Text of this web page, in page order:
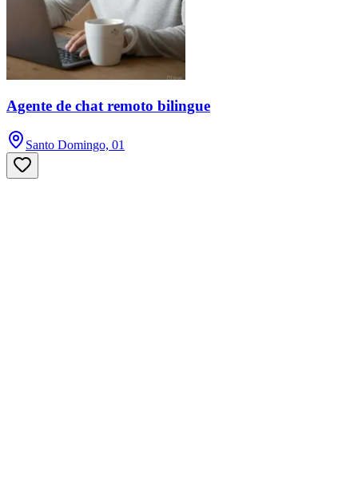
Agente de chat remoto bilingue
Santo Domingo, 01